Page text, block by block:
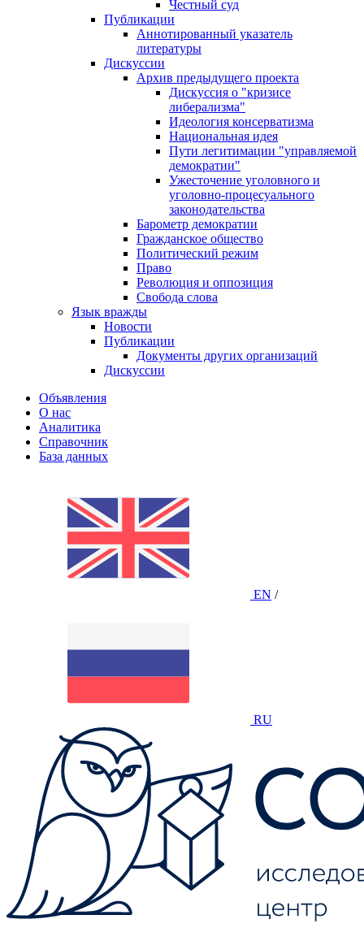
Честный суд
Публикации
Аннотированный указатель
литературы
Дискуссии
Архив предыдущего проекта
Дискуссия о "кризисе
либерализма"
Идеология консерватизма
Национальная идея
Пути легитимации "управляемой
демократии"
Ужесточение уголовного и
уголовно-процесуального
законодательства
Барометр демократии
Гражданское общество
Политический режим
Право
Революция и оппозиция
Свобода слова
Язык вражды
Новости
Публикации
Документы других организаций
Дискуссии
Объявления
О нас
Аналитика
Справочник
База данных
EN /
RU